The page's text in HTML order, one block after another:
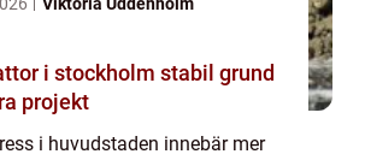
stockholm stabil grund
projekt
i huvudstaden innebär mer